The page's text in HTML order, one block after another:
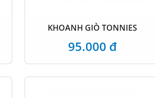
KHOANH GIÒ TONNIES
95.000 đ